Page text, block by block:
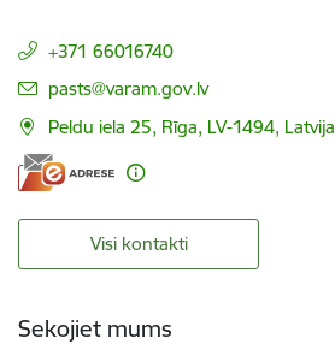
+371 66016740
E-pasts:
pasts@varam.gov.lv
Peldu iela 25, Rīga, LV-1494, Latvija
Visi kontakti
Sekojiet mums